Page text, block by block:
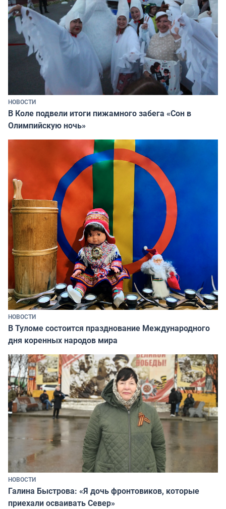
НОВОСТИ
В Коле подвели итоги пижамного забега «Сон в
Олимпийскую ночь»
НОВОСТИ
В Туломе состоится празднование Международного
дня коренных народов мира
НОВОСТИ
Галина Быстрова: «Я дочь фронтовиков, которые
приехали осваивать Север»